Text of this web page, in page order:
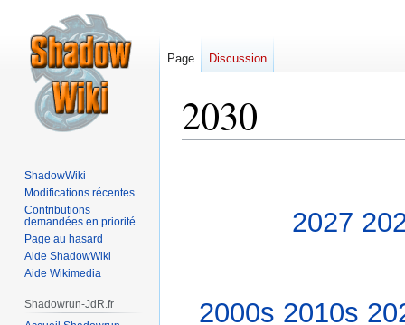
2030
2027
2000s 2010s
Page Discussion
ShadowWiki
Modifications récentes
Contributions
demandées en priorité
Page au hasard
Aide ShadowWiki
Aide Wikimedia
Shadowrun-JdR.fr